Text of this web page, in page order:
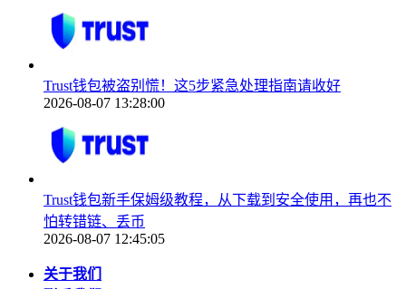
Trust钱包被盗别慌！这5步紧急处理指南请收好
2026-08-07 13:28:00
Trust钱包新手保姆级教程，从下载到安全使用，再也不
怕转错链、丢币
2026-08-07 12:45:05
关于我们